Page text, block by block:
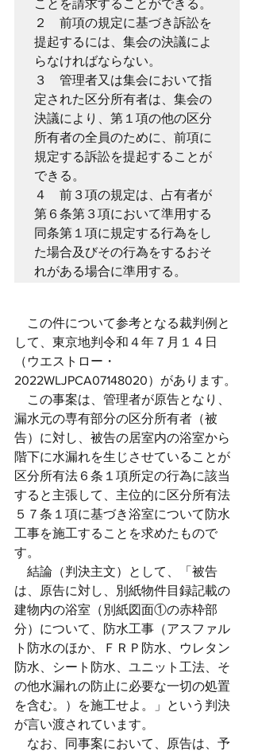
ことを請求することができる。
２　前項の規定に基づき訴訟を
提起するには、集会の決議によ
らなければならない。
３　管理者又は集会において指
定された区分所有者は、集会の
決議により、第１項の他の区分
所有者の全員のために、前項に
規定する訴訟を提起することが
できる。
４　前３項の規定は、占有者が
第６条第３項において準用する
同条第１項に規定する行為をし
た場合及びその行為をするおそ
れがある場合に準用する。
この件について参考となる裁判例と
して、東京地判令和４年７月１４日
（ウエストロー・
2022WLJPCA07148020）があります。
この事案は、管理者が原告となり、
漏水元の専有部分の区分所有者（被
告）に対し、被告の居室内の浴室から
階下に水漏れを生じさせていることが
区分所有法６条１項所定の行為に該当
すると主張して、主位的に区分所有法
５７条１項に基づき浴室について防水
工事を施工することを求めたもので
す。
結論（判決主文）として、「被告
は、原告に対し、別紙物件目録記載の
建物内の浴室（別紙図面①の赤枠部
分）について、防水工事（アスファル
ト防水のほか、ＦＲＰ防水、ウレタン
防水、シート防水、ユニット工法、そ
の他水漏れの防止に必要な一切の処置
を含む。）を施工せよ。」という判決
が言い渡されています。
なお、同事案において、原告は、予